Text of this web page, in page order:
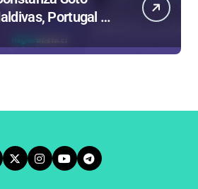
Portugal y
Mundial de